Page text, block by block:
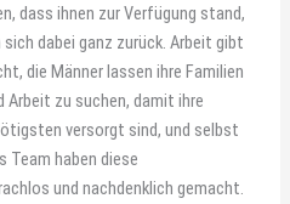
dass ihnen zur Verfügung stand,
dabei ganz zurück. Arbeit gibt
die Männer lassen ihre Familien
Arbeit zu suchen, damit ihre
versorgt sind, und selbst
haben diese
und nachdenklich gemacht.